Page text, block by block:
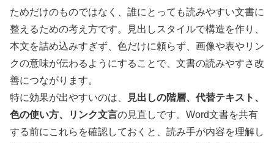
ためだけのものではなく、誰にとっても読みやすい文書に
整えるための考え方です。見出しスタイルで構造を作り、
本文を詰め込みすぎず、色だけに頼らず、画像や表やリン
クの意味が伝わるようにすることで、文書の読みやすさ改
善につながります。
特に効果が出やすいのは、
見出しの階層、代替テキスト、
色の使い方、リンク文言の見直しです。Word文書を共有
する前にこれらを確認しておくと、読み手が内容を理解し